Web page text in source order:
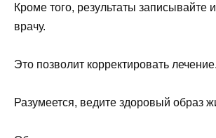
Кроме того, результаты записывайте
врачу.
Это позволит корректировать лечение.
Разумеется, ведите здоровый образ